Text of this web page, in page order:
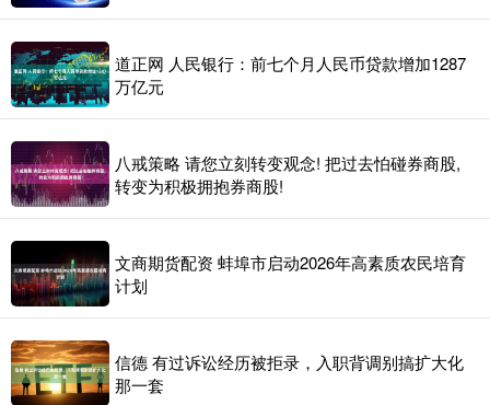
道正网 人民银行：前七个月人民币贷款增加1287
万亿元
八戒策略 请您立刻转变观念! 把过去怕碰券商股,
转变为积极拥抱券商股!
文商期货配资 蚌埠市启动2026年高素质农民培育
计划
信德 有过诉讼经历被拒录，入职背调别搞扩大化
那一套